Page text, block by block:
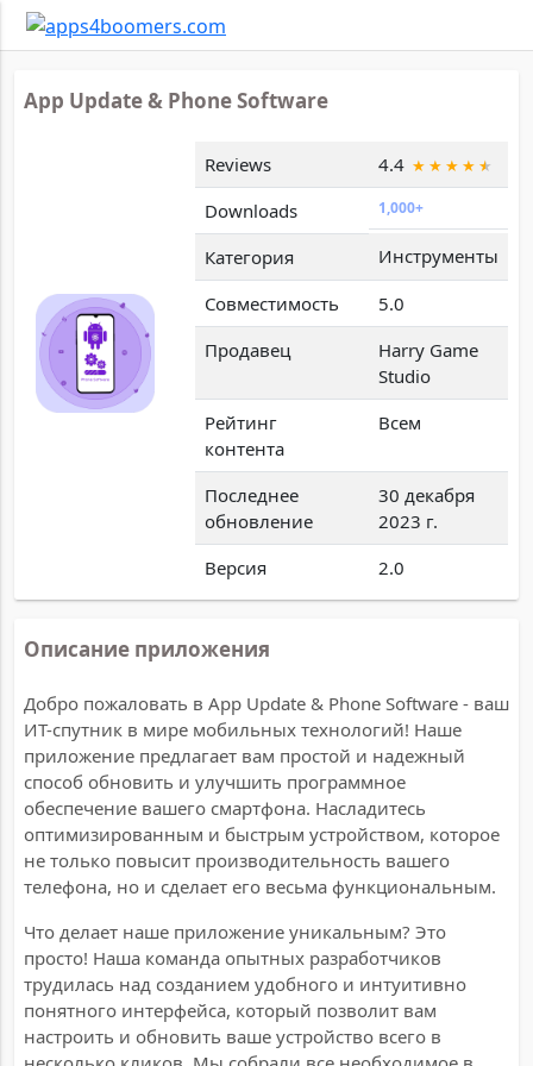
App Update & Phone Software
Reviews
4.4
Downloads
1,000+
Категория
Инструменты
Совместимость
5.0
Продавец
Harry Game
Studio
Рейтинг
контента
Всем
Последнее
обновление
30 декабря
2023 г.
Версия
2.0
Описание приложения
Добро пожаловать в App Update & Phone Software - ваш
ИТ-спутник в мире мобильных технологий! Наше
приложение предлагает вам простой и надежный
способ обновить и улучшить программное
обеспечение вашего смартфона. Насладитесь
оптимизированным и быстрым устройством, которое
не только повысит производительность вашего
телефона, но и сделает его весьма функциональным.
Что делает наше приложение уникальным? Это
просто! Наша команда опытных разработчиков
трудилась над созданием удобного и интуитивно
понятного интерфейса, который позволит вам
настроить и обновить ваше устройство всего в